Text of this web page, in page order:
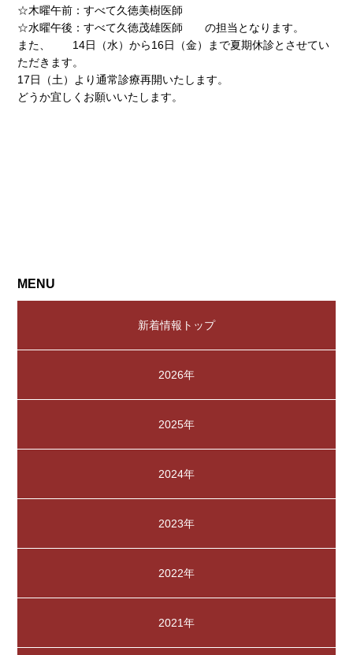
☆木曜午前：すべて久徳美樹医師
☆水曜午後：すべて久徳茂雄医師 の担当となります。
また、 14日（水）から16日（金）まで夏期休診とさせてい
ただきます。
17日（土）より通常診療再開いたします。
どうか宜しくお願いいたします。
MENU
新着情報トップ
2026年
2025年
2024年
2023年
2022年
2021年